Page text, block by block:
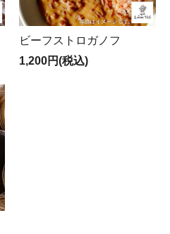
ビーフストロガノフ
1,200円(税込)